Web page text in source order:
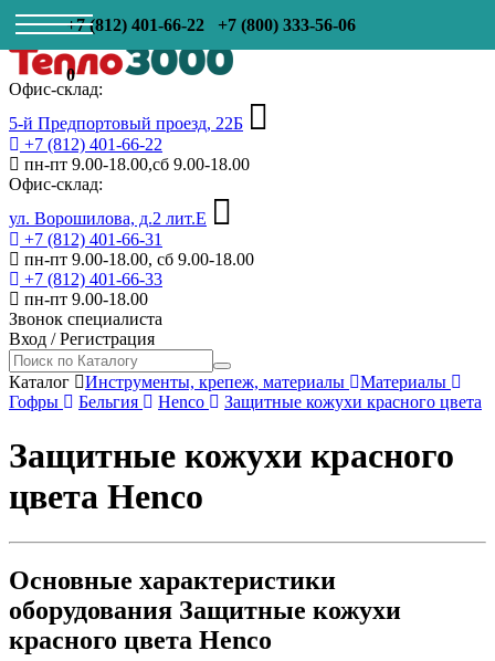
+7 (812) 401-66-22 +7 (800) 333-56-06
0
Офис-склад:
5-й Предпортовый проезд, 22Б
+7 (812) 401-66-22
пн-пт 9.00-18.00,сб 9.00-18.00
Офис-склад:
ул. Ворошилова, д.2 лит.Е
+7 (812) 401-66-31
пн-пт 9.00-18.00, сб 9.00-18.00
+7 (812) 401-66-33
пн-пт 9.00-18.00
Звонок специалиста
Вход /Регистрация
Каталог Инструменты, крепеж, материалы
Материалы
Гофры
Бельгия Henco Защитные кожухи красного цвета
Защитные кожухи красного
цвета Henco
Основные характеристики
оборудования Защитные кожухи
красного цвета Henco